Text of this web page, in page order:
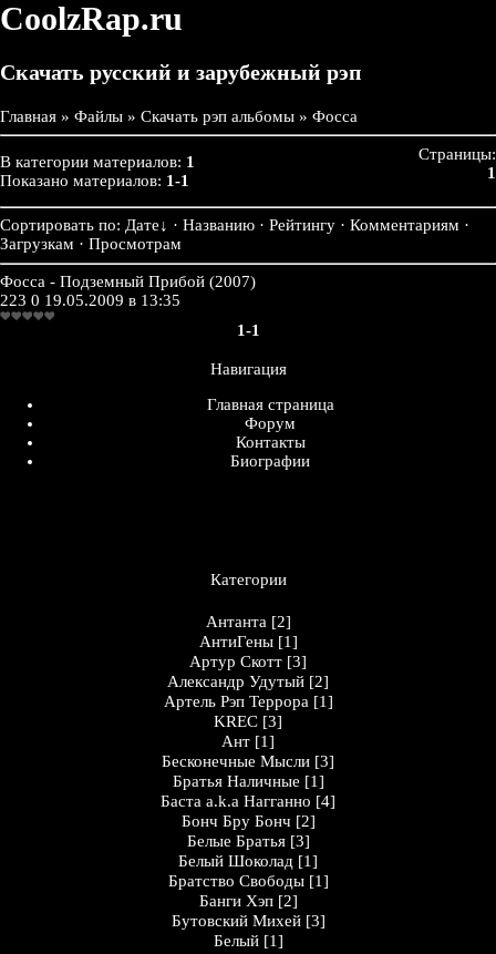
CoolzRap.ru
Скачать русский и зарубежный рэп
Главная » Файлы » Скачать рэп альбомы » Фосса
В категории материалов: 1
Показано материалов: 1-1
Страницы:
1
Сортировать по: Дате↓ · Названию · Рейтингу · Комментариям ·
Загрузкам · Просмотрам
Фосса - Подземный Прибой (2007)
223 0 19.05.2009 в 13:35
1-1
Навигация
Главная страница
Форум
Контакты
Биографии
Категории
Антанта [2]
АнтиГены [1]
Артур Скотт [3]
Александр Удутый [2]
Артель Рэп Террора [1]
KREC [3]
Ант [1]
Бесконечные Мысли [3]
Братья Наличные [1]
Баста a.k.a Нагганно [4]
Бонч Бру Бонч [2]
Белые Братья [3]
Белый Шоколад [1]
Братство Свободы [1]
Банги Хэп [2]
Бутовский Михей [3]
Белый [1]